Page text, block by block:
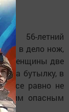
56-летний
в дело нож,
женщины две
За бутылку, в
все равно не
опасным